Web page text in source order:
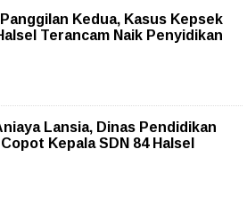
Kedua, Kasus Kepsek
Terancam Naik Penyidikan
Lansia, Dinas Pendidikan
Kepala SDN 84 Halsel